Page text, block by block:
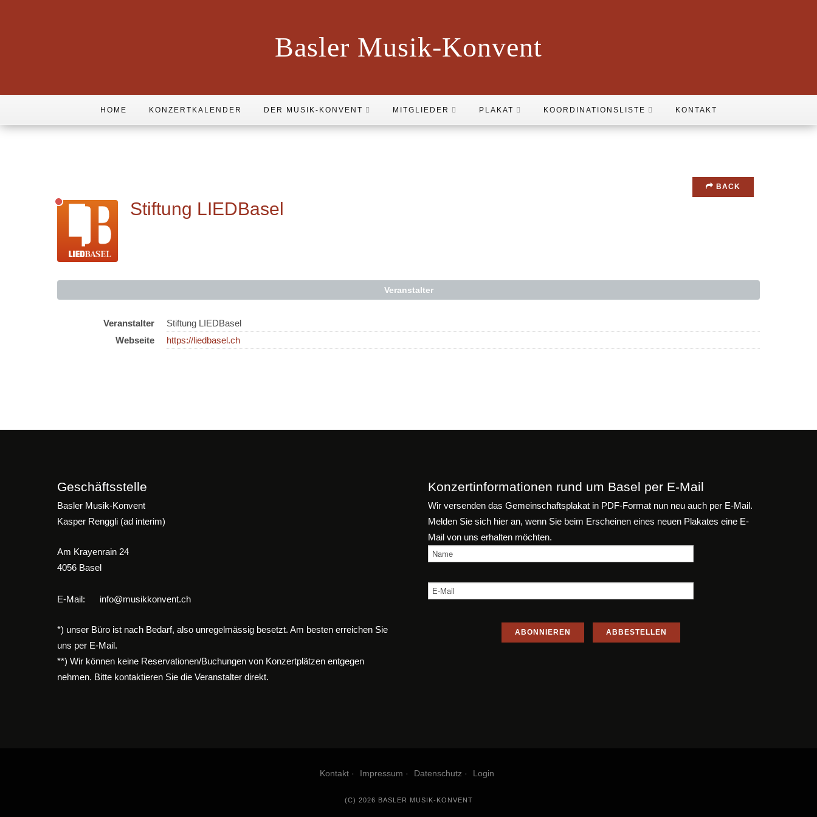
Basler Musik-Konvent
HOME KONZERTKALENDER DER MUSIK-KONVENT MITGLIEDER PLAKAT KOORDINATIONSLISTE KONTAKT
BACK
Stiftung LIEDBasel
Veranstalter
Veranstalter
Stiftung LIEDBasel
Webseite
https://liedbasel.ch
Geschäftsstelle
Basler Musik-Konvent
Kasper Renggli (ad interim)
Am Krayenrain 24
4056 Basel
E-Mail: info@musikkonvent.ch
*) unser Büro ist nach Bedarf, also unregelmässig besetzt. Am besten erreichen Sie
uns per E-Mail.
**) Wir können keine Reservationen/Buchungen von Konzertplätzen entgegen
nehmen. Bitte kontaktieren Sie die Veranstalter direkt.
Konzertinformationen rund um Basel per E-Mail
Wir versenden das Gemeinschaftsplakat in PDF-Format nun neu auch per E-Mail.
Melden Sie sich hier an, wenn Sie beim Erscheinen eines neuen Plakates eine E-
Mail von uns erhalten möchten.
Kontakt Impressum Datenschutz Login
(C) 2026 BASLER MUSIK-KONVENT